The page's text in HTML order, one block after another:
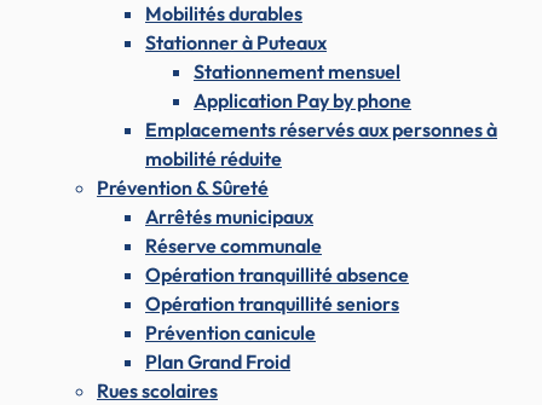
Mobilités durables
Stationner à Puteaux
Stationnement mensuel
Application Pay by phone
Emplacements réservés aux personnes à
mobilité réduite
Prévention & Sûreté
Arrêtés municipaux
Réserve communale
Opération tranquillité absence
Opération tranquillité seniors
Prévention canicule
Plan Grand Froid
Rues scolaires